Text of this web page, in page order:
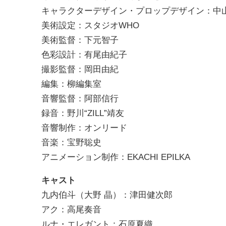
キャラクターデザイン・プロップデザイン：中
美術設定：スタジオWHO
美術監督：下元智子
色彩設計：有尾由紀子
撮影監督：岡田由紀
編集：柳編集室
音響監督：阿部信行
録音：野川“ZILL”靖友
音響制作：オンリード
音楽：宝野聡史
アニメーション制作：EKACHI EPILKA
キャスト
九内伯斗（大野 晶）：津田健次郎
アク：高尾奏音
ルナ・エレガント：石原夏織